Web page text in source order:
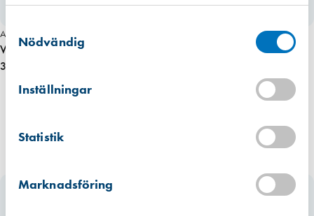
använt deras tjänster.
Nödvändig
Inställningar
Statistik
Marknadsföring
Art. nr 2058
Vädringsbeslag 370 inåtg. end. bågdel, vit pris/st
30,00 kr
Finns i lager (122 st)
Finns i lager (182 st)
Hitta hit
Hitta hit